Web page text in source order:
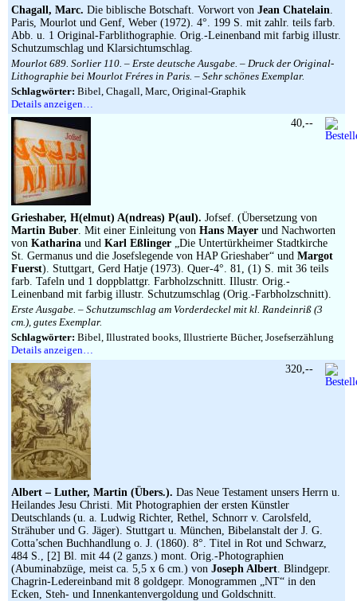
Chagall, Marc. Die biblische Botschaft. Vorwort von Jean Chatelain.
Paris, Mourlot und Genf, Weber (1972). 4°. 199 S. mit zahlr. teils farb.
Abb. u. 1 Original-Farblithographie. Orig.-Leinenband mit farbig illustr.
Schutzumschlag und Klarsichtumschlag.
Mourlot 689. Sorlier 110. – Erste deutsche Ausgabe. – Druck der Original-
Lithographie bei Mourlot Fréres in Paris. – Sehr schönes Exemplar.
Schlagwörter: Bibel, Chagall, Marc, Original-Graphik
Details anzeigen…
Grieshaber, H(elmut) A(ndreas) P(aul). Jofsef. (Übersetzung von
Martin Buber. Mit einer Einleitung von Hans Mayer und Nachworten
von Katharina und Karl Eßlinger „Die Untertürkheimer Stadtkirche
St. Germanus und die Josefslegende von HAP Grieshaber“ und Margot
Fuerst). Stuttgart, Gerd Hatje (1973). Quer-4°. 81, (1) S. mit 36 teils
farb. Tafeln und 1 doppblattgr. Farbholzschnitt. Illustr. Orig.-
Leinenband mit farbig illustr. Schutzumschlag (Orig.-Farbholzschnitt).
Erste Ausgabe. – Schutzumschlag am Vorderdeckel mit kl. Randeinriß (3
cm.), gutes Exemplar.
Schlagwörter: Bibel, Illustrated books, Illustrierte Bücher, Josefserzählung
Details anzeigen…
40,--
Albert – Luther, Martin (Übers.). Das Neue Testament unsers Herrn u.
Heilandes Jesu Christi. Mit Photographien der ersten Künstler
Deutschlands (u. a. Ludwig Richter, Rethel, Schnorr v. Carolsfeld,
Strähuber und G. Jäger). Stuttgart u. München, Bibelanstalt der J. G.
Cotta’schen Buchhandlung o. J. (1860). 8°. Titel in Rot und Schwarz,
484 S., [2] Bl. mit 44 (2 ganzs.) mont. Orig.-Photographien
(Abuminabzüge, meist ca. 5,5 x 6 cm.) von Joseph Albert. Blindgepr.
Chagrin-Ledereinband mit 8 goldgepr. Monogrammen „NT“ in den
Ecken, Steh- und Innenkantenvergoldung und Goldschnitt.
320,--